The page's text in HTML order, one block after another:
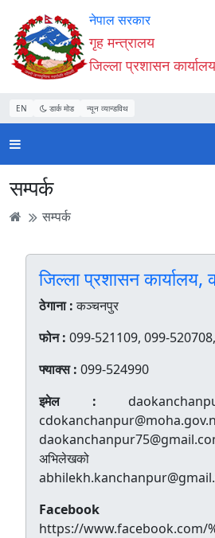
Accessibility
Mode
सुरु
गर्नुहोस्
सामाग्री
पढ्नुहाेस्
नेभिगेसन
पढ्नुहाेस्
वेबसाइट
खोजमा
जानुहोस्
नेपाल सरकार
गृह मन्त्रालय
जिल्ला प्रशासन
EN डार्क मोड न्यून व्यान्डविथ
सम्पर्क
सम्पर्क
जिल्ला प्रशासन कार्यालय,
ठेगाना :कञ्चनपुर
फोन : 099-521109, 099-
फ्याक्स : 099-524990
इमेल :
अभिलेखको
https://www.facebook.com/